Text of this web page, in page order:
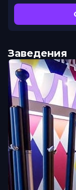
Заведения